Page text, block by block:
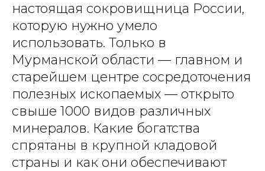
настоящая сокровищница России,
которую нужно умело
использовать. Только в
Мурманской области — главном и
старейшем центре сосредоточения
полезных ископаемых — открыто
свыше 1000 видов различных
минералов. Какие богатства
спрятаны в крупной кладовой
страны и как они обеспечивают